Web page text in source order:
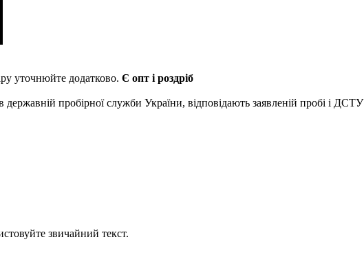
уточнюйте додатково. Є опт і роздріб
пробірної служби України, відповідають заявленій пробі і ДСТУ
звичайний текст.